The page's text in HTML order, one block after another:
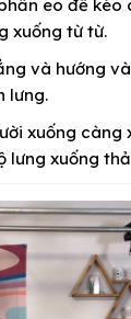
eo để kéo
xuống từ từ.
và hướng
lưng.
xuống
lưng xuống